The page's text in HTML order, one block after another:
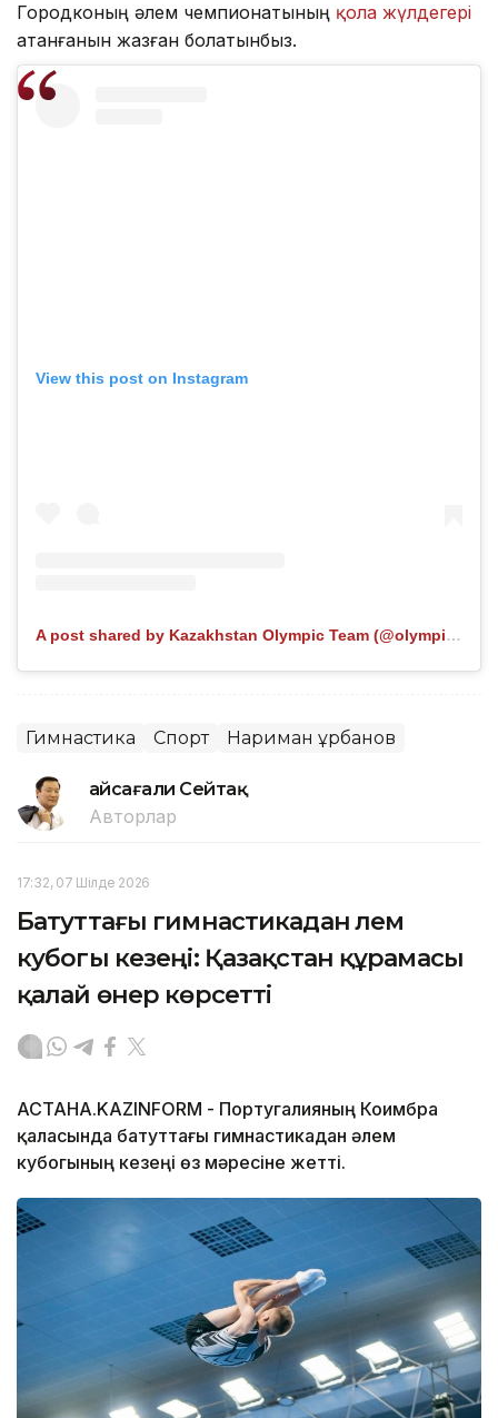
Городконың әлем чемпионатының қола жүлдегері
атанғанын жазған болатынбыз.
View this post on Instagram
A post shared by Kazakhstan Olympic Team (@olympickz)
Гимнастика Спорт Нариман Құрбанов
Ғайсағали Сейтақ
Авторлар
17:32, 07 Шілде 2026
Батуттағы гимнастикадан әлем
кубогы кезеңі: Қазақстан құрамасы
қалай өнер көрсетті
АСТАНА.KAZINFORM - Португалияның Коимбра
қаласында батуттағы гимнастикадан әлем
кубогының кезеңі өз мәресіне жетті.